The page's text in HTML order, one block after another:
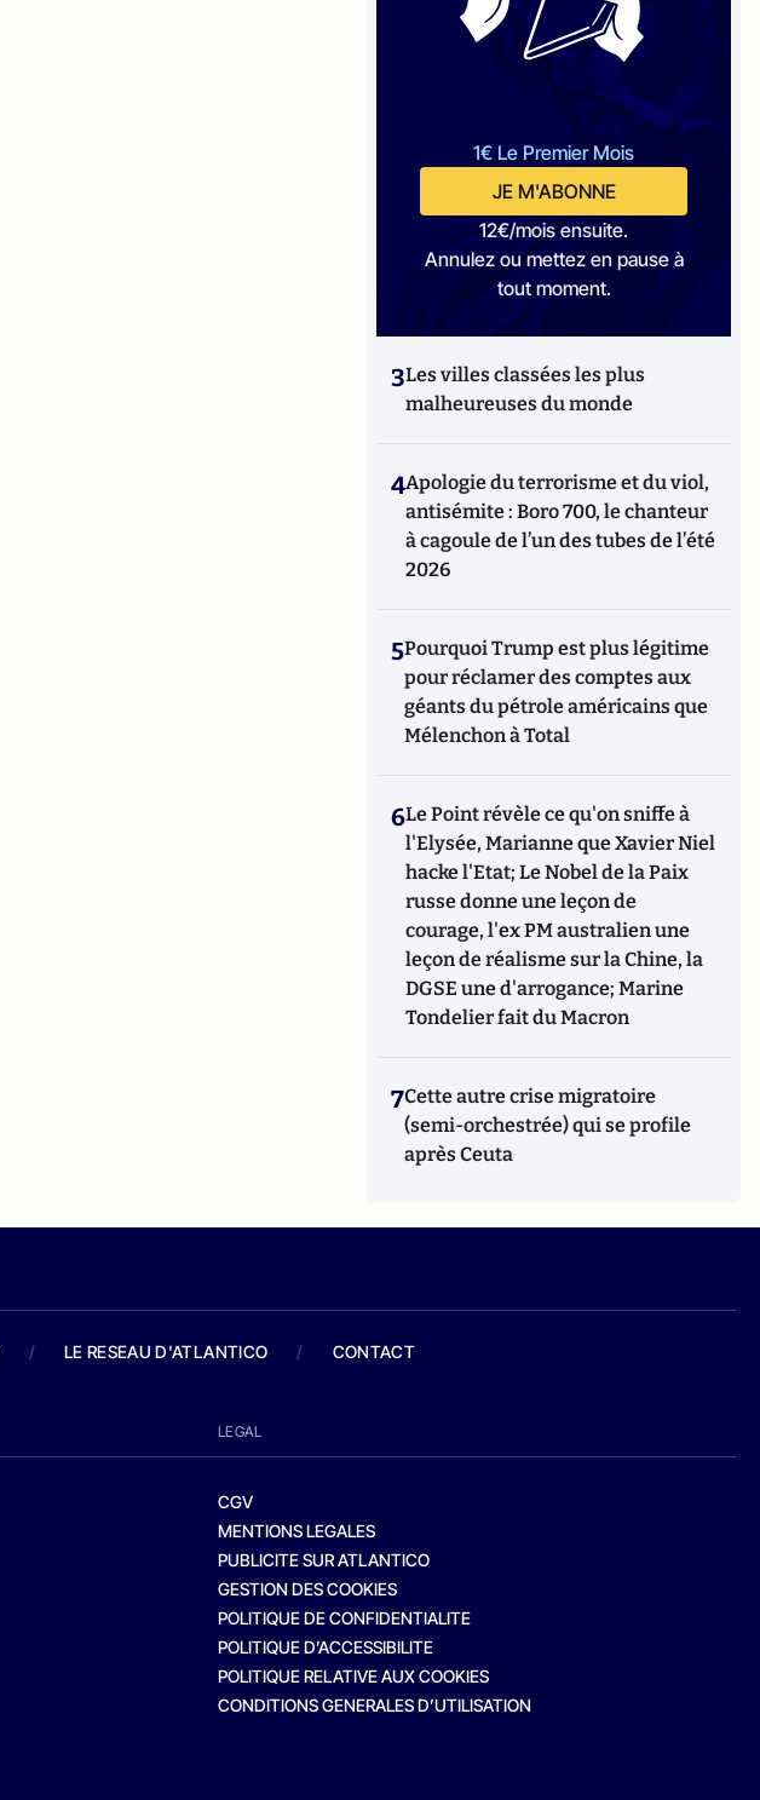
1€ Le Premier Mois
JE M'ABONNE
12€/mois ensuite.
Annulez ou mettez en pause à
tout moment.
3Les villes classées les plus
malheureuses du monde
4Apologie du terrorisme et du viol,
antisémite : Boro 700, le chanteur
à cagoule de l’un des tubes de l’été
2026
5Pourquoi Trump est plus légitime
pour réclamer des comptes aux
géants du pétrole américains que
Mélenchon à Total
6Le Point révèle ce qu'on sniffe à
l'Elysée, Marianne que Xavier Niel
hacke l'Etat; Le Nobel de la Paix
russe donne une leçon de
courage, l'ex PM australien une
leçon de réalisme sur la Chine, la
DGSE une d'arrogance; Marine
Tondelier fait du Macron
7Cette autre crise migratoire
(semi-orchestrée) qui se profile
après Ceuta
/ LE RESEAU D'ATLANTICO / CONTACT
LEGAL
CGV
MENTIONS LEGALES
PUBLICITE SUR ATLANTICO
GESTION DES COOKIES
POLITIQUE DE CONFIDENTIALITE
POLITIQUE D’ACCESSIBILITE
POLITIQUE RELATIVE AUX COOKIES
CONDITIONS GENERALES D’UTILISATION